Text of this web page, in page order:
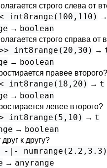
строго слева от
int8range(100,110) →
→ boolean
строго справа от
int8range(20,30) →
→ boolean
правее второго?
int8range(18,20) → t
→ boolean
левее второго?
int8range(5,10) → t
→ boolean
к другу?
-|- numrange(2.2,3.3)
→ anyrange